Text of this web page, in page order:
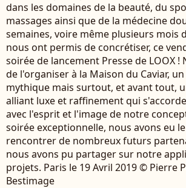
dans les domaines de la beauté, du
massages ainsi que de la médecine
semaines, voire même plusieurs mois
nous ont permis de concrétiser, ce
soirée de lancement Presse de LOOX !
de l'organiser à la Maison du Caviar,
mythique mais surtout, et avant tout,
alliant luxe et raffinement qui
avec l'esprit et l'image de notre
soirée exceptionnelle, nous avons eu
rencontrer de nombreux futurs
nous avons pu partager sur notre
projets. Paris le 19 Avril 2019 © Pierre
Bestimage